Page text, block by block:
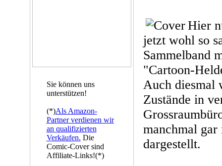
Sie können uns
unterstützen!
(*)Als Amazon-
Partner verdienen wir
an qualifizierten
Verkäufen. Die
Comic-Cover sind
Affiliate-Links!(*)
Hier
jetzt wohl so
Sammelband
"Cartoon-
Auch diesmal
Zustände in
manchmal
dargestellt.